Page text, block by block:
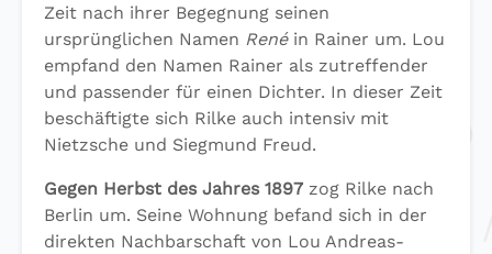
Zeit nach ihrer Begegnung seinen
ursprünglichen Namen Renéin Rainer um. Lou
empfand den Namen Rainer als zutreffender
und passender für einen Dichter. In dieser Zeit
beschäftigte sich Rilke auch intensiv mit
Nietzsche und Siegmund Freud.
Gegen Herbst des Jahres 1897 zog Rilke nach
Berlin um. Seine Wohnung befand sich in der
direkten Nachbarschaft von Lou Andreas-